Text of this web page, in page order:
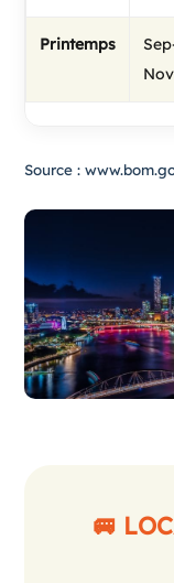
Printemps
Nov
Source :
🚐